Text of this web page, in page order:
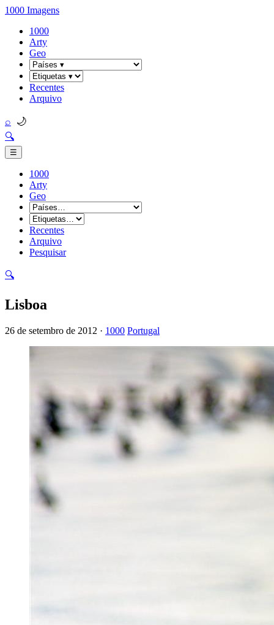
1000 Imagens
1000
Arty
Geo
Recentes
Arquivo
⌕ 🌙
🔍
☰
1000
Arty
Geo
Recentes
Arquivo
Pesquisar
🔍
Lisboa
26 de setembro de 2012 · 1000 Portugal